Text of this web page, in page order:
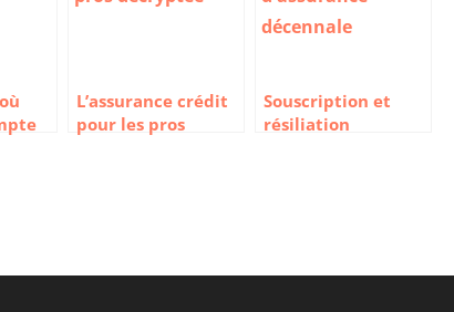
L’assurance crédit
pour les pros
Souscription et
résiliation